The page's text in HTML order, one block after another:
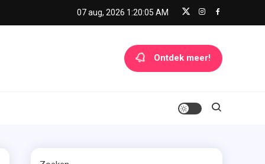
07 aug, 2026 1:20:06 AM
Ontdek meer!